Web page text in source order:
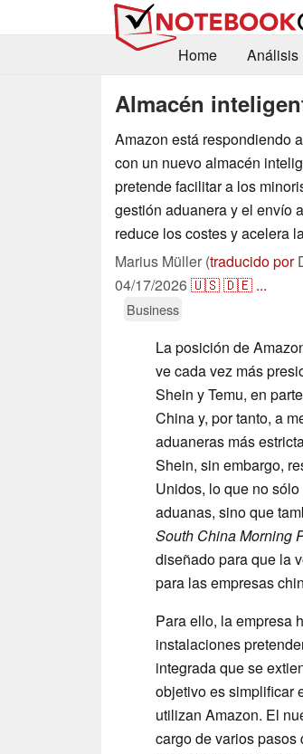
Home
Análisis
Almacén
Amazon está respondiendo
con un nuevo almacén
pretende facilitar a los
gestión aduanera y el envío
reduce los costes y acelera
Marius Müller (traducido por
04/17/2026🇺🇸🇩🇪 ...
Business
La posición de
ve cada vez más
Shein y Temu, en
China y, por tanto, a
aduaneras más
Shein, sin embargo,
Unidos, lo que no
aduanas, sino que
South China Morning
diseñado para que la
para las empresas
Para ello, la empresa
instalaciones
integrada que se
objetivo es simplificar
utilizan Amazon. El
cargo de varios pasos